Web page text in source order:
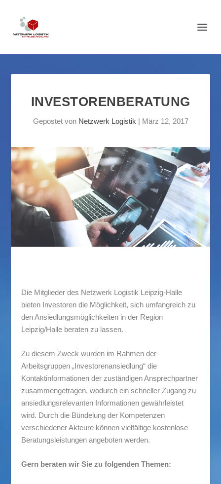
INVESTORENBERATUNG
Gepostet von Netzwerk Logistik | März 12, 2017
Die Mitglieder des Netzwerk Logistik Leipzig-Halle
bieten Investoren die Möglichkeit, sich umfangreich zu
den Ansiedlungsmöglichkeiten in der Region
Leipzig/Halle beraten zu lassen.
Zu diesem Zweck wurden im Rahmen der
Arbeitsgruppen „Investorenansiedlung“ die
Kontaktinformationen der zuständigen Ansprechpartner
zusammengetragen, wodurch ein schneller Zugang zu
ansiedlungsrelevanten Informationen gewährleistet
wird. Durch die Bündelung der Kompetenzen
verschiedener Akteure können vielfältige kostenlose
Beratungsleistungen angeboten werden.
Gern beraten wir Sie zu folgenden Themen: